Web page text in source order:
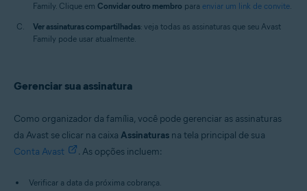
Family. Clique em Convidar outro membro para enviar um link de convite.
Ver assinaturas compartilhadas: veja todas as assinaturas que seu Avast
Family pode usar atualmente.
Gerenciar sua assinatura
Como organizador da família, você pode gerenciar as assinaturas
da Avast se clicar na caixa Assinaturas na tela principal de sua
Conta Avast
. As opções incluem:
Verificar a data da próxima cobrança.